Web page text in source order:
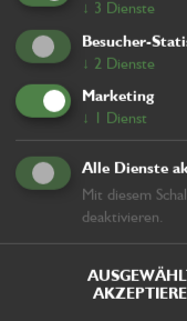
↓ 3 Dienste
Besucher-
↓ 2 Dienste
Marketing
↓ 1 Dienst
Alle Dienste
Mit diesem
deaktivieren.